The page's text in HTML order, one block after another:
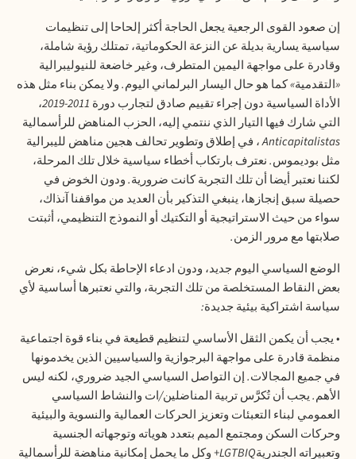
إن صعود القوى الرجعية يجعل الحاجة أكثر إلحاحا إلى تنظيمات
سياسية يسارية بديلة عن النزعة الحكوماتية، تمتلك رؤية شاملة،
وقادرة على مواجهة اليمين المتطرف، وغير خاضعة للنيوليبرالية
«التقدمية»كما هو حال اليسار البرلماني اليوم.ولا يمكن بناء مثل هذه
الأداة السياسية دون إجراء تقييم صادق لتجارب دورة 2011-2019
،
التي شارك فيها التيار الذي ننتمي إليه، الحزب المناهض للرأسمالية
Anticapitalistas، في إطلاق وتطوير تحالف هجين مناهض لليبرالية
مثل بوديموس.نعترف بارتكاب أخطاء سياسية خلال تلك المرحلة،
لكننا نعتبر أيضا أن تلك التجربة كانت ضرورية.ودون الخوض في
حصيلة سبق إنجازها، ينبغي التذكير بأن العديد من مواقفنا آنذاك،
سواء من حيث الاستراتيجية أو التكتيك أو النموذج التنظيمي، أثبتت
صلابتها مع مرور الزمن.
الوضع السياسي اليوم جديد، ودون ادعاء الإحاطة بكل شيء، نعرض
بعض النقاط المستخلصة من تلك التجربة، والتي نعتبرها أساسية لأي
سياسة اشتراكية بيئية جديدة:
•يجب أن يكمن الثقل الأساسي لتنظيم قطيعة في بناء قوة اجتماعية
منظمة قادرة على مواجهة البرجوازية والسياسيين الذين يخدمونها
في جميع المجالات.إن التواصل السياسي الجيد ضروري، لكنه ليس
الأهم.يجب أن تُكرَّس تربية المناضلين/ات والنشاط السياسي
العمومي لبناء التعبئات وتعزيز الحركات العمالية والنسوية والبيئية
وحركات السكن ومجتمع الميم بتعدد هوياته وتوجهاته الجنسية
وتعبيراته الجندريةLGTBIQ+ وكل ما يحمل إمكانية مناهضة للرأسمالية